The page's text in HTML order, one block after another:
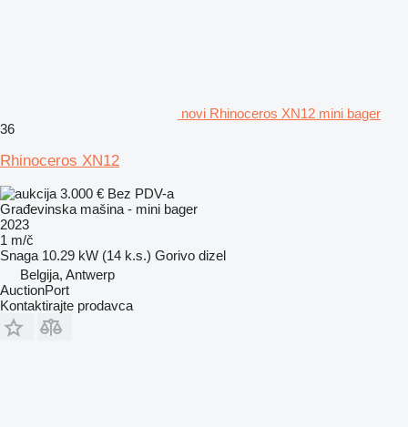
novi Rhinoceros XN12 mini bager
36
Rhinoceros XN12
3.000 € Bez PDV-a
Građevinska mašina - mini bager
2023
1 m/č
Snaga 10.29 kW (14 k.s.) Gorivo dizel
Belgija, Antwerp
AuctionPort
Kontaktirajte prodavca